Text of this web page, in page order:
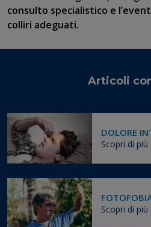
consulto specialistico e
colliri adeguati.
Articoli
DOLORE
OCULARE:
Scopri di più
RIMEDI
Scopri di più